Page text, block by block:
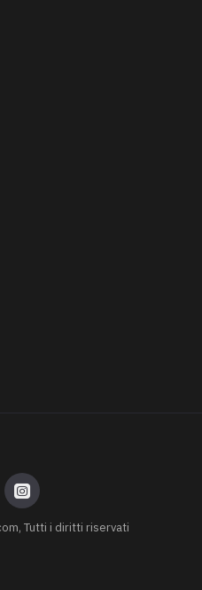
Tutti i diritti riservati